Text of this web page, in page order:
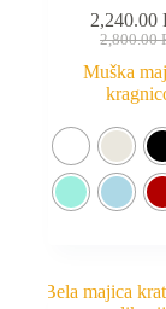
2,800.00
2,240.00
Muška